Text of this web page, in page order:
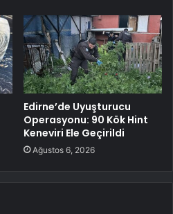
Edirne’de Uyuşturucu
Operasyonu: 90 Kök Hint
Keneviri Ele Geçirildi
Ağustos 6, 2026